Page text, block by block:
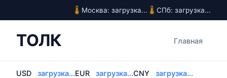
Москва: загрузка... СПб: загрузка...
ТОЛК Главная
USD загрузка...EUR загрузка...CNY
загрузка...